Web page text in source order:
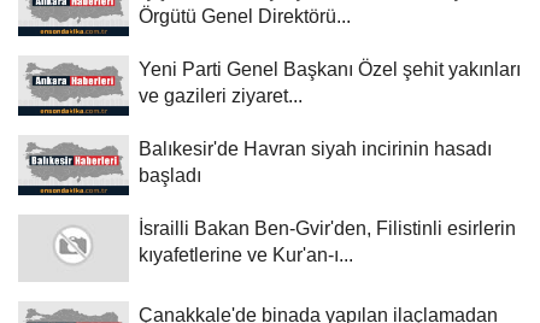
Örgütü Genel Direktörü...
Yeni Parti Genel Başkanı Özel şehit yakınları
ve gazileri ziyaret...
Balıkesir'de Havran siyah incirinin hasadı
başladı
İsrailli Bakan Ben-Gvir'den, Filistinli esirlerin
kıyafetlerine ve Kur'an-ı...
Çanakkale'de binada yapılan ilaçlamadan